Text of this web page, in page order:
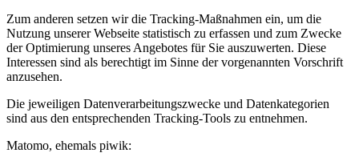
Zum anderen setzen wir die Tracking-Maßnahmen ein, um die
Nutzung unserer Webseite statistisch zu erfassen und zum Zwecke
der Optimierung unseres Angebotes für Sie auszuwerten. Diese
Interessen sind als berechtigt im Sinne der vorgenannten Vorschrift
anzusehen.
Die jeweiligen Datenverarbeitungszwecke und Datenkategorien
sind aus den entsprechenden Tracking-Tools zu entnehmen.
Matomo, ehemals piwik: